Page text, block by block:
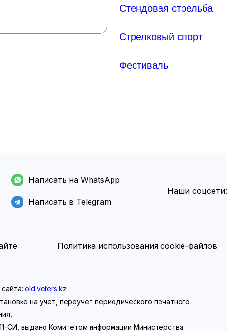
Стендовая стрельба
Стрелковый спорт
Фестиваль
Написать на WhatsApp
Написать в Telegram
Наши соцсети:
Политика использования cookie-файлов
old.veters.kz
на учет, переучет периодического печатного
СИ, выдано Комитетом информации Министерства